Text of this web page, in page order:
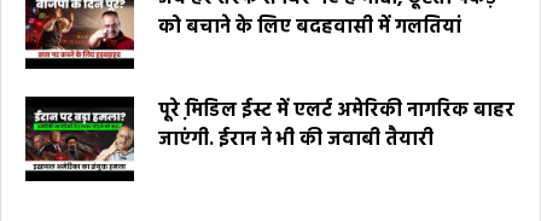
को बचाने के लिए बदहवासी में गलतियां
पूरे मि़डिल ईस्ट में एलर्ट अमेरिकी नागरिक बाहर
जाएंगी. ईरान ने भी की जवाबी तैयारी